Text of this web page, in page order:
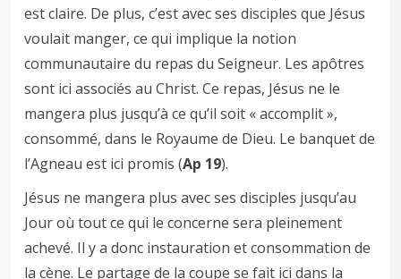
est claire. De plus, c’est avec ses disciples que Jésus
voulait manger, ce qui implique la notion
communautaire du repas du Seigneur. Les apôtres
sont ici associés au Christ. Ce repas, Jésus ne le
mangera plus jusqu’à ce qu’il soit « accomplit »,
consommé, dans le Royaume de Dieu. Le banquet de
l’Agneau est ici promis (Ap 19).
Jésus ne mangera plus avec ses disciples jusqu’au
Jour où tout ce qui le concerne sera pleinement
achevé. Il y a donc instauration et consommation de
la cène. Le partage de la coupe se fait ici dans la